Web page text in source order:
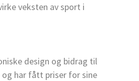
veksten av sport i
design og bidrag til
har fått priser for sine